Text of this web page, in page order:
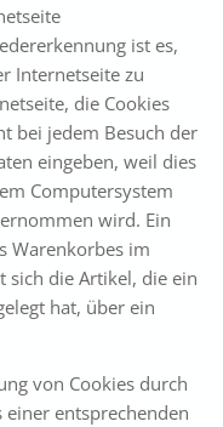
ist es,
Internetseite zu
die Cookies
bei jedem Besuch der
eingeben, weil dies
Computersystem
wird. Ein
Warenkorbes im
sich die Artikel, die ein
hat, über ein
von Cookies durch
entsprechenden